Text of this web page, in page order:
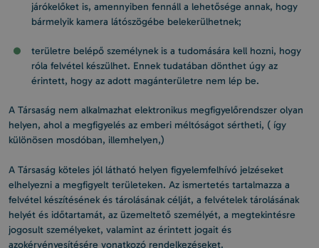
járókelőket is, amennyiben fennáll a lehetősége annak, hogy
bármelyik kamera látószögébe belekerülhetnek;
területre belépő személynek is a tudomására kell hozni, hogy
róla felvétel készülhet. Ennek tudatában dönthet úgy az
érintett, hogy az adott magánterületre nem lép be.
A Társaság nem alkalmazhat elektronikus megfigyelőrendszer olyan
helyen, ahol a megfigyelés az emberi méltóságot sértheti, ( így
különösen mosdóban, illemhelyen,)
A Társaság köteles jól látható helyen figyelemfelhívó jelzéseket
elhelyezni a megfigyelt területeken. Az ismertetés tartalmazza a
felvétel készítésének és tárolásának célját, a felvételek tárolásának
helyét és időtartamát, az üzemeltető személyét, a megtekintésre
jogosult személyeket, valamint az érintett jogait és
azokérvényesítésére vonatkozó rendelkezéseket.